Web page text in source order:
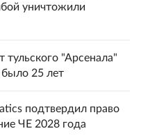
уничтожили
тульского "Арсенала"
25 лет
подтвердил право
ЧЕ 2028 года